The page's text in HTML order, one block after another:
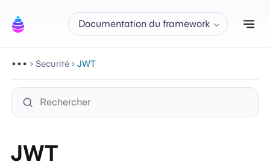
Documentation du framework
Securité JWT
JWT